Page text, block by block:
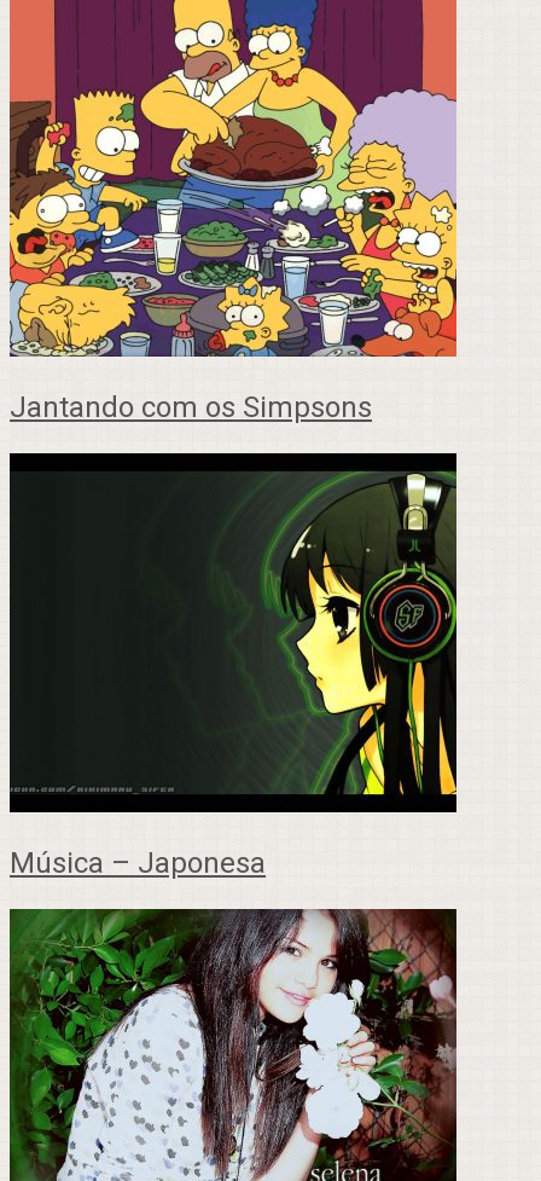
Jantando com os Simpsons
Música – Japonesa